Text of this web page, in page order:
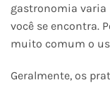
gastronomia varia
você se encontra.
muito comum o
Geralmente, os